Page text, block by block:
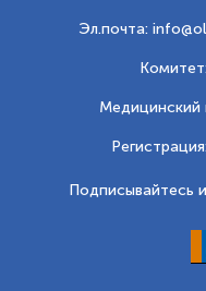
Эл.почта:
Медицинский
Подписывайтесь